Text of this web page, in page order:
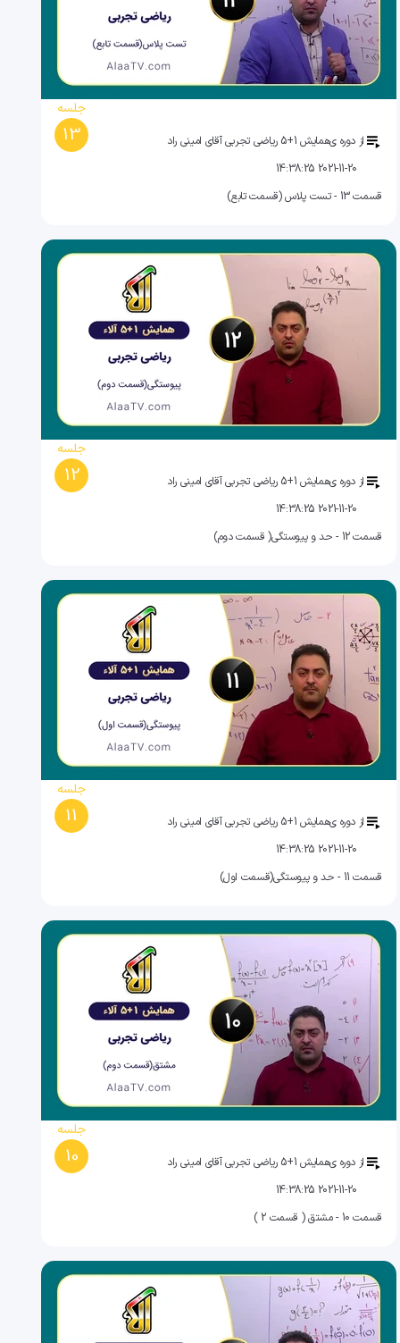
جلسه
13 از دوره یهمایش 1+5 ریاضی تجربی آقای امینی راد
2021-11-20 14:38:25
قسمت 13 - تست پلاس (قسمت تابع)
جلسه
12 از دوره یهمایش 1+5 ریاضی تجربی آقای امینی راد
2021-11-20 14:38:25
قسمت 12 - حد و پیوستگی( قسمت دوم)
جلسه
11 از دوره یهمایش 1+5 ریاضی تجربی آقای امینی راد
2021-11-20 14:38:25
قسمت 11 - حد و پیوستگی(قسمت اول)
جلسه
10 از دوره یهمایش 1+5 ریاضی تجربی آقای امینی راد
2021-11-20 14:38:25
قسمت 10 - مشتق ( قسمت 2 )